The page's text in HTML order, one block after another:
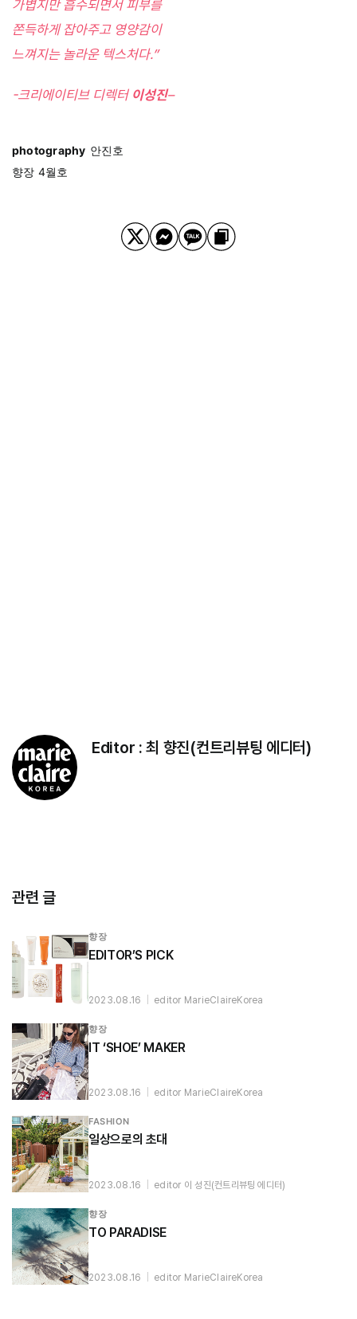
가볍지만 흡수되면서 피부를
쫀득하게 잡아주고 영양감이
느껴지는 놀라운 텍스처다.”
-크리에이티브 디렉터 이성진–
photography 안진호
향장 4월호
Editor :최 향진(컨트리뷰팅 에디터)
관련 글
향장
EDITOR’S PICK
2023.08.16 editor MarieClaireKorea
향장
IT ‘SHOE’ MAKER
2023.08.16 editor MarieClaireKorea
FASHION
일상으로의 초대
2023.08.16 editor 이 성진(컨트리뷰팅 에디터)
향장
TO PARADISE
2023.08.16 editor MarieClaireKorea